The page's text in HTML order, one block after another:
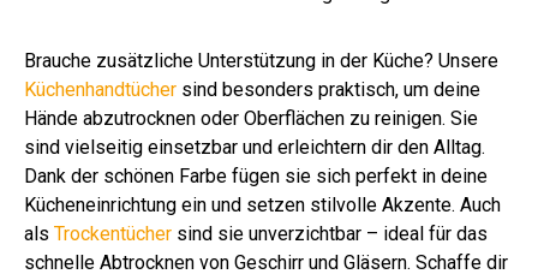
Brauche zusätzliche Unterstützung in der Küche? Unsere
Küchenhandtücher sind besonders praktisch, um deine
Hände abzutrocknen oder Oberflächen zu reinigen. Sie
sind vielseitig einsetzbar und erleichtern dir den Alltag.
Dank der schönen Farbe fügen sie sich perfekt in deine
Kücheneinrichtung ein und setzen stilvolle Akzente. Auch
als Trockentücher sind sie unverzichtbar – ideal für das
schnelle Abtrocknen von Geschirr und Gläsern. Schaffe dir